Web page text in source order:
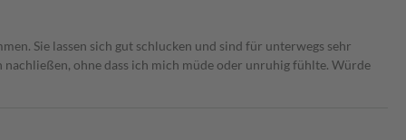
Sie lassen sich gut schlucken und sind für unterwegs sehr
ohne dass ich mich müde oder unruhig fühlte. Würde